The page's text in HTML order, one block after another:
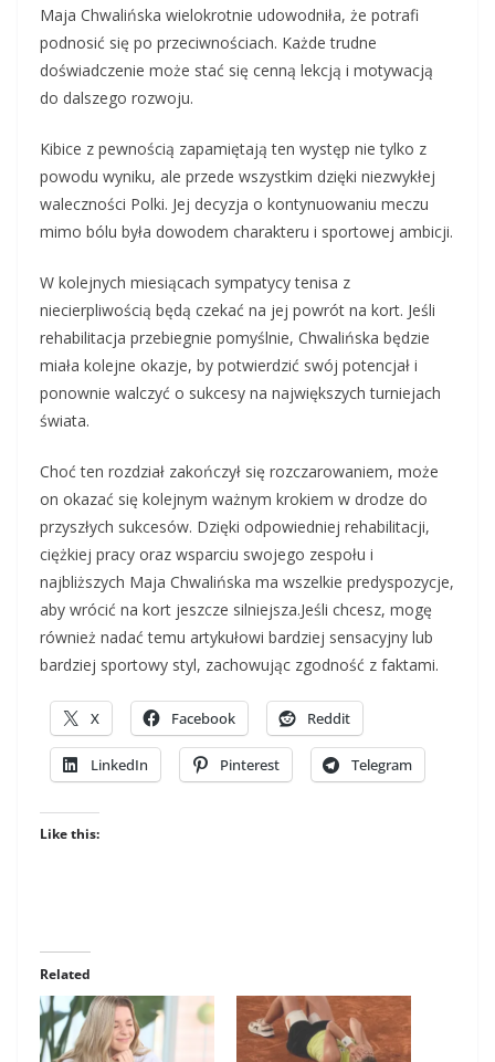
Maja Chwalińska wielokrotnie udowodniła, że potrafi
podnosić się po przeciwnościach. Każde trudne
doświadczenie może stać się cenną lekcją i motywacją
do dalszego rozwoju.
Kibice z pewnością zapamiętają ten występ nie tylko z
powodu wyniku, ale przede wszystkim dzięki niezwykłej
waleczności Polki. Jej decyzja o kontynuowaniu meczu
mimo bólu była dowodem charakteru i sportowej ambicji.
W kolejnych miesiącach sympatycy tenisa z
niecierpliwością będą czekać na jej powrót na kort. Jeśli
rehabilitacja przebiegnie pomyślnie, Chwalińska będzie
miała kolejne okazje, by potwierdzić swój potencjał i
ponownie walczyć o sukcesy na największych turniejach
świata.
Choć ten rozdział zakończył się rozczarowaniem, może
on okazać się kolejnym ważnym krokiem w drodze do
przyszłych sukcesów. Dzięki odpowiedniej rehabilitacji,
ciężkiej pracy oraz wsparciu swojego zespołu i
najbliższych Maja Chwalińska ma wszelkie predyspozycje,
aby wrócić na kort jeszcze silniejsza.Jeśli chcesz, mogę
również nadać temu artykułowi bardziej sensacyjny lub
bardziej sportowy styl, zachowując zgodność z faktami.
X Facebook Reddit
LinkedIn Pinterest Telegram
Like this:
Related